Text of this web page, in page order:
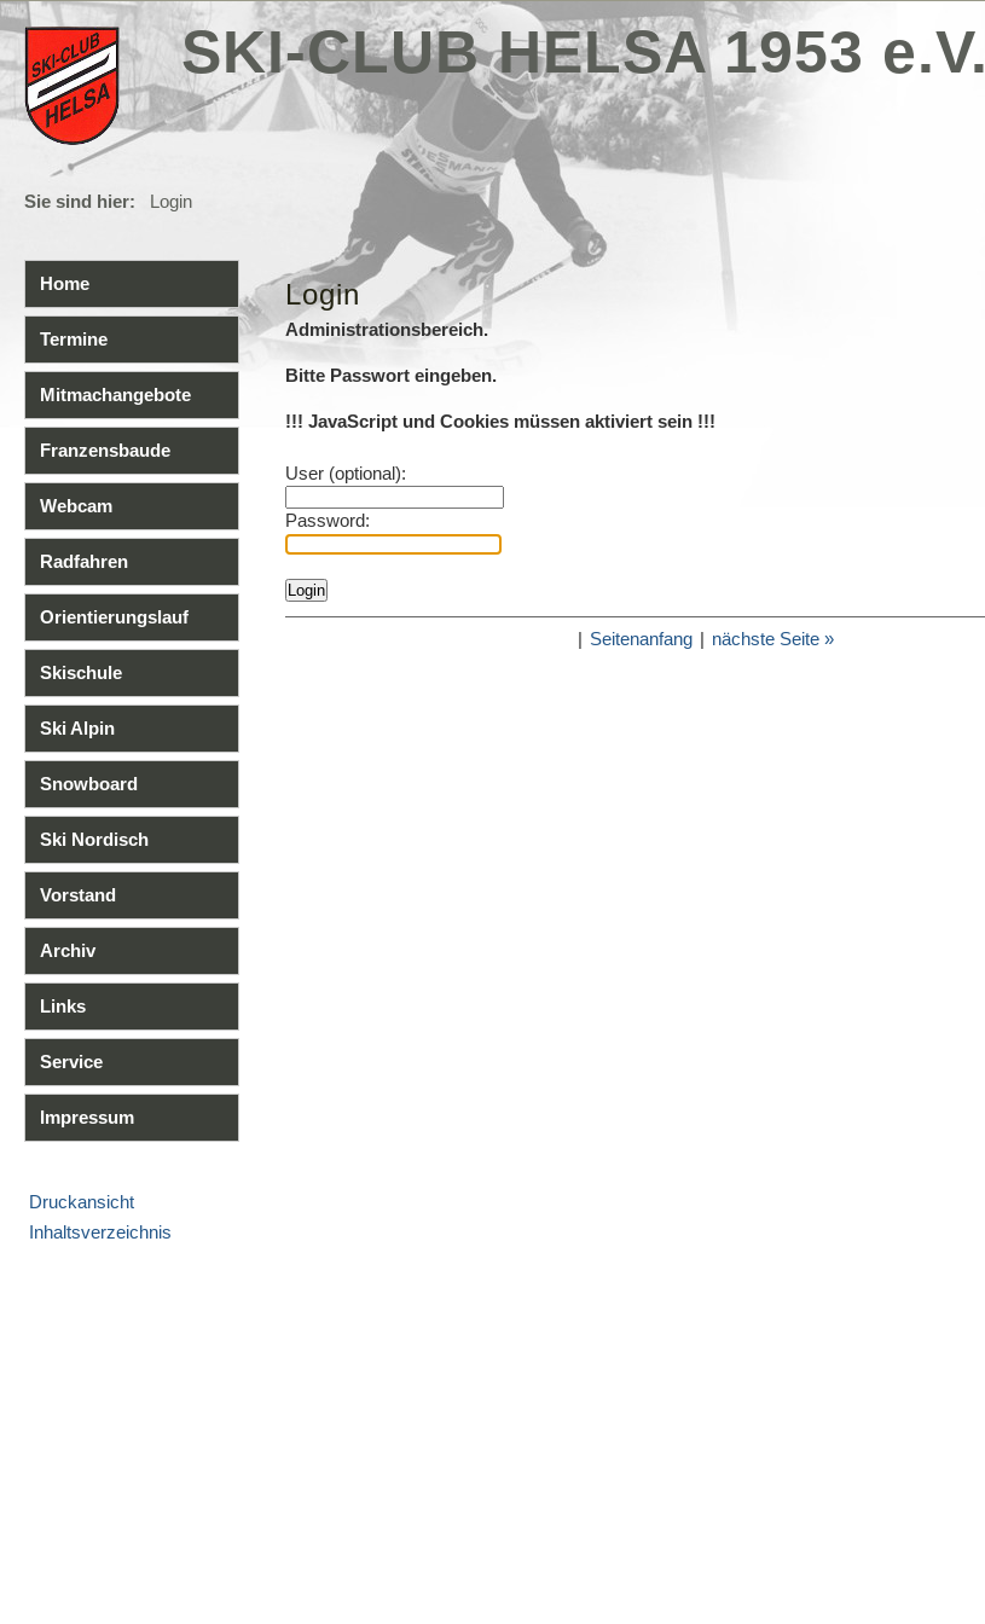
SKI-CLUB HELSA 1953 e.V.
Sie sind hier: Login
Home
Termine
Mitmachangebote
Franzensbaude
Webcam
Radfahren
Orientierungslauf
Skischule
Ski Alpin
Snowboard
Ski Nordisch
Vorstand
Archiv
Links
Service
Impressum
Druckansicht
Inhaltsverzeichnis
Login
Administrationsbereich.
Bitte Passwort eingeben.
!!! JavaScript und Cookies müssen aktiviert sein !!!
User (optional):
Password:
| Seitenanfang | nächste Seite »